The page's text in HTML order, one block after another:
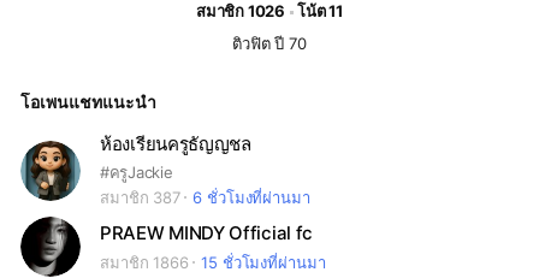
สมาชิก 1026
โน้ต 11
ติวฟิต ปี 70
โอเพนแชทแนะนำ
ห้องเรียนครูธัญญชล
#ครูJackie
สมาชิก 387
6 ชั่วโมงที่ผ่านมา
PRAEW MINDY Official fc
สมาชิก 1866 15 ชั่วโมงที่ผ่านมา